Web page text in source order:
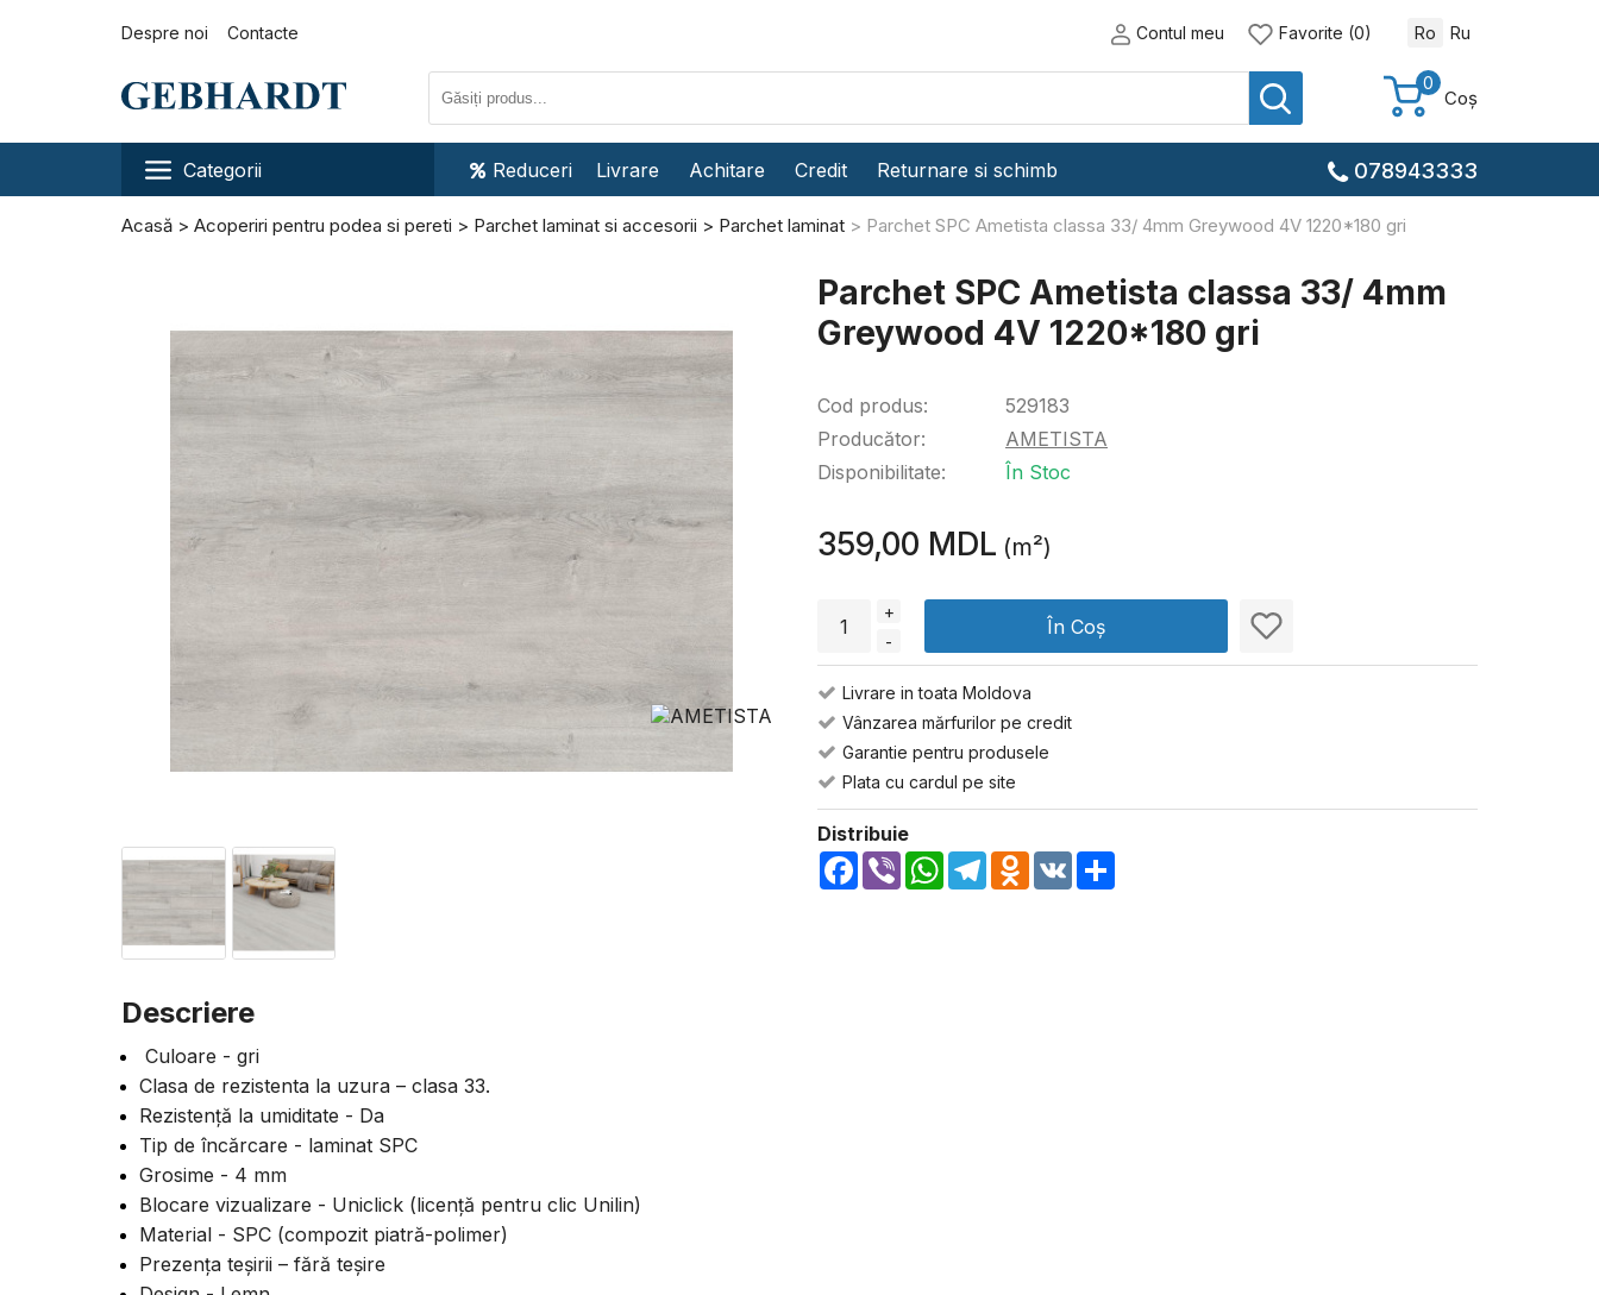
Despre noi Contacte Contul meu Favorite (0) Ro Ru
0
Coș
Categorii Reduceri Livrare Achitare Credit Returnare si schimb 078943333
Acasă Acoperiri pentru podea si pereti Parchet laminat si accesorii Parchet laminat Parchet SPC Ametista classa 33/ 4mm Greywood 4V 1220*180 gri
Descriere
Culoare - gri
Clasa de rezistenta la uzura – clasa 33.
Rezistență la umiditate - Da
Tip de încărcare - laminat SPC
Grosime - 4 mm
Blocare vizualizare - Uniclick (licență pentru clic Unilin)
Material - SPC (compozit piatră-polimer)
Prezența teșirii – fără teșire
Parchet SPC Ametista classa 33/ 4mm
Greywood 4V 1220*180 gri
Cod produs:
Producător:
Disponibilitate:
529183
AMETISTA
În Stoc
359,00 MDL (m²)
+
-
În Coș
Livrare in toata Moldova
Vânzarea mărfurilor pe credit
Garantie pentru produsele
Plata cu cardul pe site
Distribuie
Facebook
Viber WhatsApp
TelegramOdnoklassniki
VK